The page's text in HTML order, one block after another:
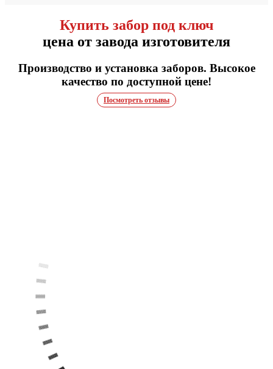
Купить забор под ключ
цена от завода изготовителя
Производство и установка заборов. Высокое
качество по доступной цене!
Посмотреть отзывы